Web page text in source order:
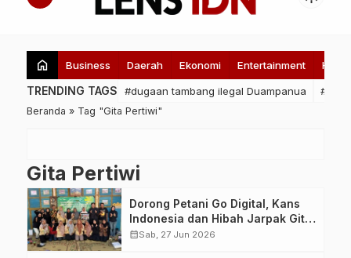
home Business Daerah Ekonomi Entertainment
TRENDING TAGS #dugaan tambang ilegal Duampanua
Beranda » Tag "Gita Pertiwi"
Gita Pertiwi
Dorong Petani Go Digital, Kans
Indonesia dan Hibah Jarpak Gita
Pertiwi Gelar Pelatihan Branding
calendar_monthSab, 27 Jun 2026